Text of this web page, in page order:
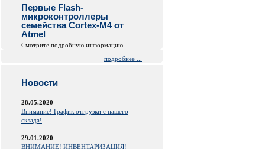
Первые Flash-
микроконтроллеры
семейства Cortex-M4 от
Atmel
Смотрите подробную информацию...
подробнее ...
Новости
28.05.2020
Внимание! График отгрузки с нашего
склада!
29.01.2020
ВНИМАНИЕ! ИНВЕНТАРИЗАЦИЯ!